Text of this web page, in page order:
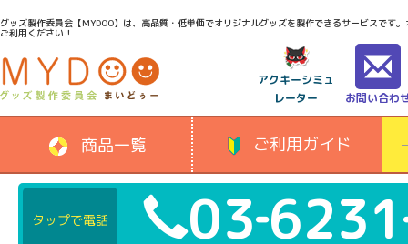
グッズ製作委員会【MYDOO】は、高品質・低単価でオリジナルグッズを製作できるサービスです
ご利用ください！
アクキーシミュ
レーター
お問い合わ
商品一覧 ご利用ガイド
タップで電話